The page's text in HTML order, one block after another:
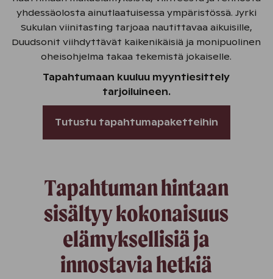
yhdessäolosta ainutlaatuisessa ympäristössä. Jyrki
Sukulan viinitasting tarjoaa nautittavaa aikuisille,
Duudsonit viihdyttävät kaikenikäisiä ja monipuolinen
oheisohjelma takaa tekemistä jokaiselle.
Tapahtumaan kuuluu myyntiesittely
tarjoiluineen.
Tutustu tapahtumapaketteihin
Tapahtuman hintaan
sisältyy kokonaisuus
elämyksellisiä ja
innostavia hetkiä